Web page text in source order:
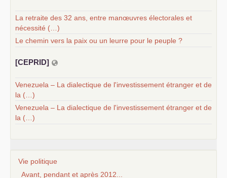
La retraite des 32 ans, entre manœuvres électorales et
nécessité (…)
Le chemin vers la paix ou un leurre pour le peuple ?
[CEPRID]
Venezuela – La dialectique de l'investissement étranger et de
la (…)
Venezuela – La dialectique de l'investissement étranger et de
la (…)
Vie politique
Avant, pendant et après 2012...